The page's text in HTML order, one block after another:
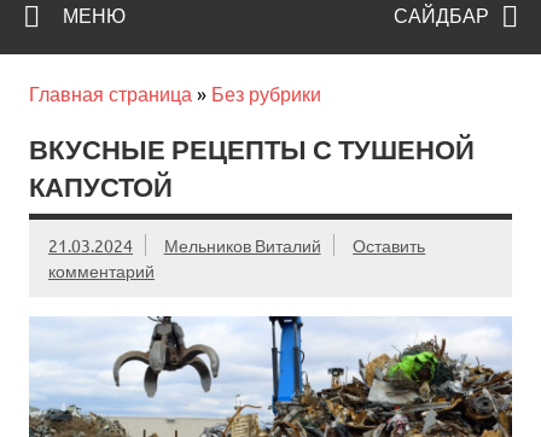
САЙДБАР
МЕНЮ
Главная страница » Без рубрики
ВКУСНЫЕ РЕЦЕПТЫ С ТУШЕНОЙ
КАПУСТОЙ
21.03.2024 Мельников Виталий
Оставить
комментарий